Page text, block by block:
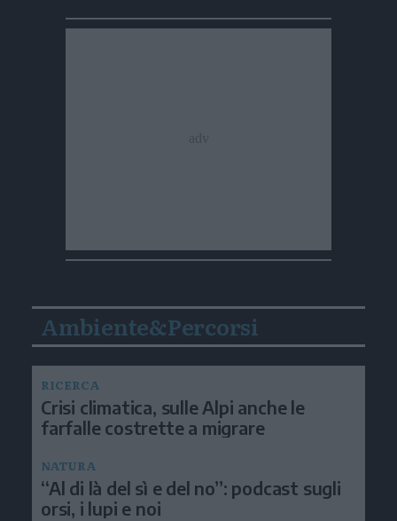
Ambiente&Percorsi
RICERCA
Crisi climatica, sulle Alpi anche le
farfalle costrette a migrare
NATURA
“Al di là del sì e del no”: podcast sugli
orsi, i lupi e noi